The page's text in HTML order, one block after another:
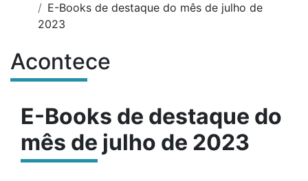
E-Books de destaque do mês de julho de
2023
Conteúdo do site
Acontece
E-Books de destaque do
mês de julho de 2023